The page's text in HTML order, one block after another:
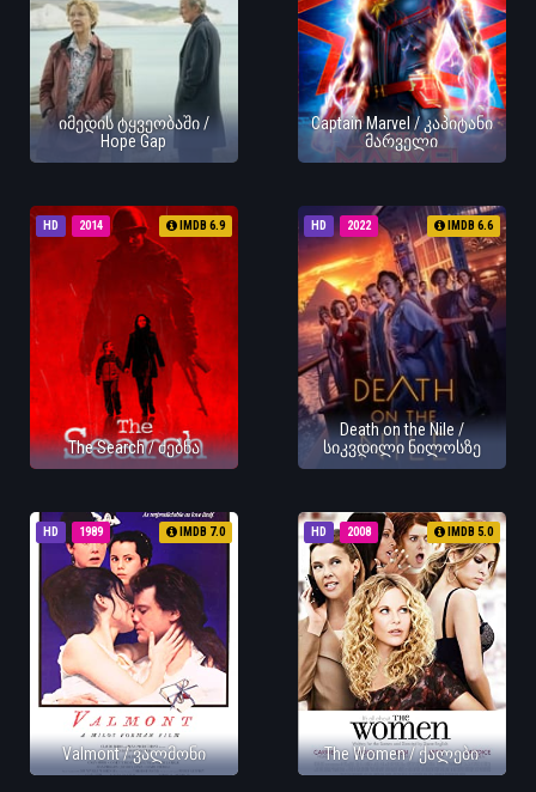
იმედის ტყვეობაში /
Hope Gap
Captain Marvel / კაპიტანი
მარველი
HD 2014 IMDB 6.9
The Search / ძებნა
HD 2022 IMDB 6.6
Death on the Nile /
სიკვდილი ნილოსზე
HD 1989 IMDB 7.0
Valmont / ვალმონი
HD 2008 IMDB 5.0
The Women / ქალები